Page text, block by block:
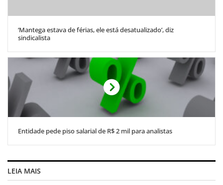
‘Mantega estava de férias, ele está desatualizado’, diz
sindicalista
Entidade pede piso salarial de R$ 2 mil para analistas
LEIA MAIS